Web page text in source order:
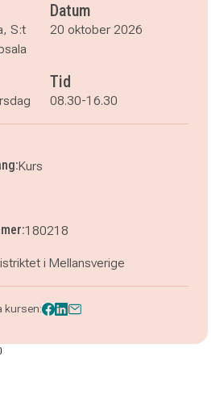
S:t
Datum
20 oktober 2026
Tid
08.30-16.30
Kurs
180218
i Mellansverige
kursen: